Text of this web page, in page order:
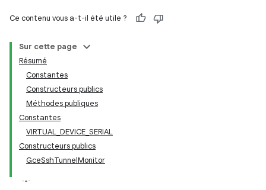
Ce contenu vous a-t-il été utile ?
Sur cette page
Résumé
Constantes
Constructeurs publics
Méthodes publiques
Constantes
VIRTUAL_DEVICE_SERIAL
Constructeurs publics
GceSshTunnelMonitor